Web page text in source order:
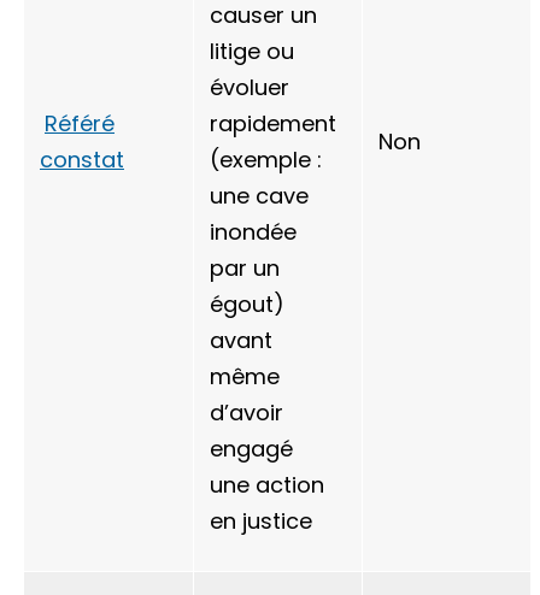
Référé
constat
causer un
litige ou
évoluer
rapidement
(exemple :
une cave
inondée
par un
égout)
avant
même
d’avoir
engagé
une action
en justice
Non